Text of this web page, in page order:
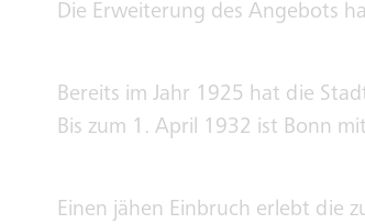
Die Erweiterung des Angebots
Bereits im Jahr 1925 hat die
Bis zum 1. April 1932 ist Bonn
Einen jähen Einbruch erlebt die